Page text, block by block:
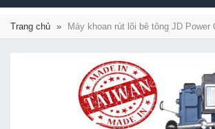
NAVIGATION
Trang chủ » Máy khoan rút lõi bê tông JD Power